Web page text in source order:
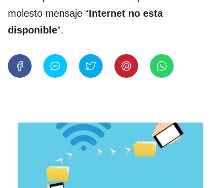
molesto mensaje “Internet no esta
disponible”.